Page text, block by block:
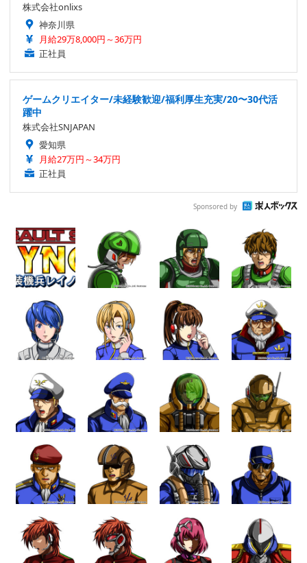
株式会社onlixs
神奈川県
月給29万8,000円～36万円
正社員
ゲームクリエイター/未経験歓迎/福利厚生充実/20〜30代活
躍中
株式会社SNJAPAN
愛知県
月給27万円～34万円
正社員
Sponsored by